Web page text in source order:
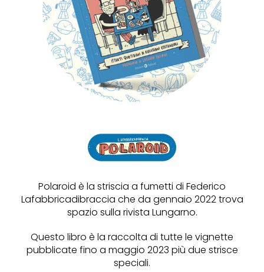
Polaroid è la striscia a fumetti di Federico
Lafabbricadibraccia che da gennaio 2022 trova
spazio sulla rivista Lungarno.
Questo libro è la raccolta di tutte le vignette
pubblicate fino a maggio 2023 più due strisce
speciali.